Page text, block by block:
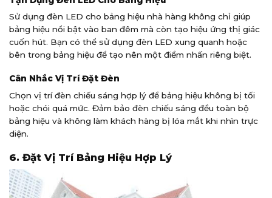
Sử dụng đèn LED cho bảng hiệu nhà hàng không chỉ giúp
bảng hiệu nổi bật vào ban đêm mà còn tạo hiệu ứng thị giác
cuốn hút. Bạn có thể sử dụng đèn LED xung quanh hoặc
bên trong bảng hiệu để tạo nên một điểm nhấn riêng biệt.
Cân Nhắc Vị Trí Đặt Đèn
Chọn vị trí đèn chiếu sáng hợp lý để bảng hiệu không bị tối
hoặc chói quá mức. Đảm bảo đèn chiếu sáng đều toàn bộ
bảng hiệu và không làm khách hàng bị lóa mắt khi nhìn trực
diện.
6. Đặt Vị Trí Bảng Hiệu Hợp Lý